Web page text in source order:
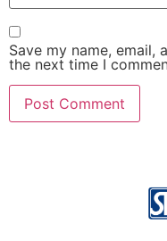
Save my name,
the next time I